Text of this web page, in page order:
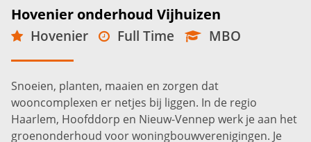
Hovenier onderhoud Vijhuizen
Hovenier Full Time
MBO
Vijfhuizen
Snoeien, planten, maaien en zorgen dat
wooncomplexen er netjes bij liggen. In de regio
Haarlem, Hoofddorp en Nieuw-Vennep werk je aan het
groenonderhoud voor woningbouwverenigingen. Je